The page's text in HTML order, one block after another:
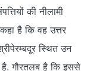
की नीलामी
है कि वह उत्तर
स्थित उन
है. गौरतलब है कि इससे